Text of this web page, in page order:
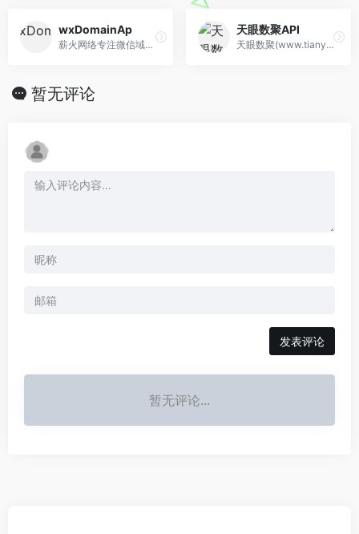
wxDomainAp
薪火网络专注微信域名检测，微信域名防封，QQ域名检测，QQ域名防红，短链接生成，备案域名查询API接口服务。检测接口分布式架构，多级备份容灾备份节点，节点切换热更新，高达99.95%服务可用性和99.9999999%的数据可靠性！服务热线：17628306635
天眼数聚API
天眼数聚(www.tianyandata.cn)API接口平台,提供各类数据API接口免费调用服务,身份核验,运营商查询,OCR识别等数据接口应有尽有,所有接口高效稳定,支持在线测试,7×24小时全天候服务,天眼数据,专业的API接口服务商.
暂无评论
发表评论
暂无评论...